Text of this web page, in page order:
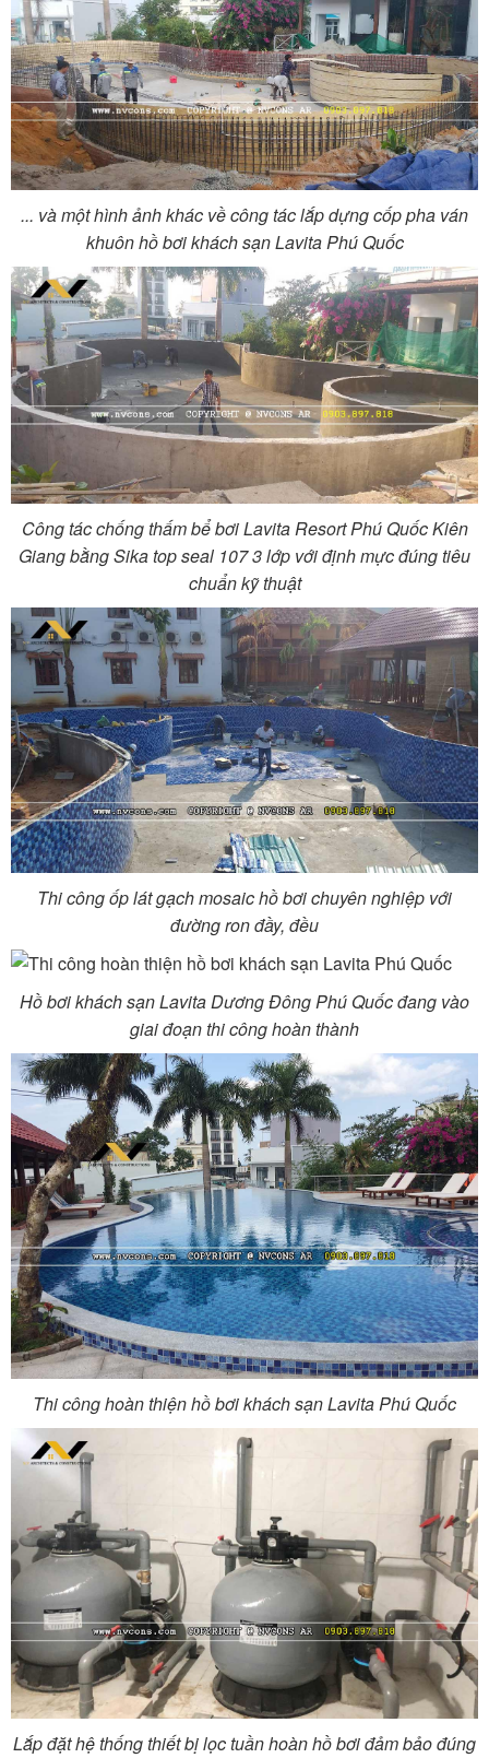
... và một hình ảnh khác về công tác lắp dựng cốp pha ván
khuôn hồ bơi khách sạn Lavita Phú Quốc
Công tác chống thấm bể bơi Lavita Resort Phú Quốc Kiên
Giang bằng Sika top seal 107 3 lớp với định mực đúng tiêu
chuẩn kỹ thuật
Thi công ốp lát gạch mosaic hồ bơi chuyên nghiệp với
đường ron đầy, đều
Hồ bơi khách sạn Lavita Dương Đông Phú Quốc đang vào
giai đoạn thi công hoàn thành
Thi công hoàn thiện hồ bơi khách sạn Lavita Phú Quốc
Lắp đặt hệ thống thiết bị lọc tuần hoàn hồ bơi đảm bảo đúng